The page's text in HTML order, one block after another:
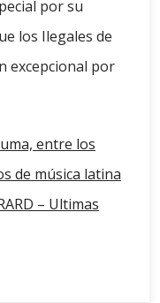
por su
los Ilegales de
excepcional por
entre los
de música latina
– Ultimas